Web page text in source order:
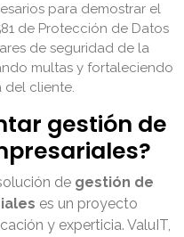
para demostrar el
de Protección de Datos
de seguridad de la
multas y fortaleciendo
del cliente.
gestión de
de gestión de
es un proyecto
y experticia. ValuIT,